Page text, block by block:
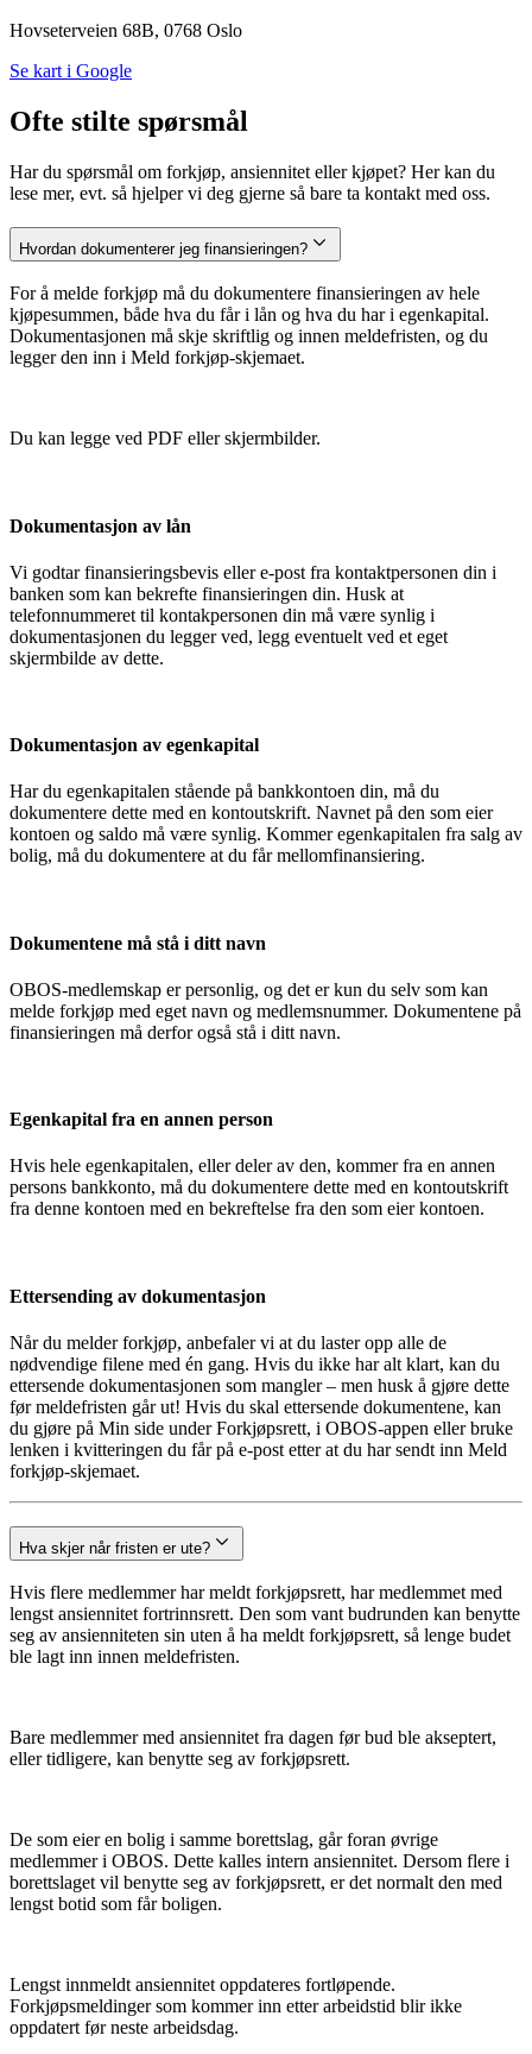
Hovseterveien 68B, 0768 Oslo
Se kart i Google
Ofte stilte spørsmål
Har du spørsmål om forkjøp, ansiennitet eller kjøpet? Her kan du
lese mer, evt. så hjelper vi deg gjerne så bare ta kontakt med oss.
Hvordan dokumenterer jeg finansieringen?
For å melde forkjøp må du dokumentere finansieringen av hele
kjøpesummen, både hva du får i lån og hva du har i egenkapital.
Dokumentasjonen må skje skriftlig og innen meldefristen, og du
legger den inn i Meld forkjøp-skjemaet.
Du kan legge ved PDF eller skjermbilder.
Dokumentasjon av lån
Vi godtar finansieringsbevis eller e-post fra kontaktpersonen din i
banken som kan bekrefte finansieringen din. Husk at
telefonnummeret til kontakpersonen din må være synlig i
dokumentasjonen du legger ved, legg eventuelt ved et eget
skjermbilde av dette.
Dokumentasjon av egenkapital
Har du egenkapitalen stående på bankkontoen din, må du
dokumentere dette med en kontoutskrift. Navnet på den som eier
kontoen og saldo må være synlig. Kommer egenkapitalen fra salg av
bolig, må du dokumentere at du får mellomfinansiering.
Dokumentene må stå i ditt navn
OBOS-medlemskap er personlig, og det er kun du selv som kan
melde forkjøp med eget navn og medlemsnummer. Dokumentene på
finansieringen må derfor også stå i ditt navn.
Egenkapital fra en annen person
Hvis hele egenkapitalen, eller deler av den, kommer fra en annen
persons bankkonto, må du dokumentere dette med en kontoutskrift
fra denne kontoen med en bekreftelse fra den som eier kontoen.
Ettersending av dokumentasjon
Når du melder forkjøp, anbefaler vi at du laster opp alle de
nødvendige filene med én gang. Hvis du ikke har alt klart, kan du
ettersende dokumentasjonen som mangler – men husk å gjøre dette
før meldefristen går ut! Hvis du skal ettersende dokumentene, kan
du gjøre på Min side under Forkjøpsrett, i OBOS-appen eller bruke
lenken i kvitteringen du får på e-post etter at du har sendt inn Meld
forkjøp-skjemaet.
Hva skjer når fristen er ute?
Hvis flere medlemmer har meldt forkjøpsrett, har medlemmet med
lengst ansiennitet fortrinnsrett. Den som vant budrunden kan benytte
seg av ansienniteten sin uten å ha meldt forkjøpsrett, så lenge budet
ble lagt inn innen meldefristen.
Bare medlemmer med ansiennitet fra dagen før bud ble akseptert,
eller tidligere, kan benytte seg av forkjøpsrett.
De som eier en bolig i samme borettslag, går foran øvrige
medlemmer i OBOS. Dette kalles intern ansiennitet. Dersom flere i
borettslaget vil benytte seg av forkjøpsrett, er det normalt den med
lengst botid som får boligen.
Lengst innmeldt ansiennitet oppdateres fortløpende.
Forkjøpsmeldinger som kommer inn etter arbeidstid blir ikke
oppdatert før neste arbeidsdag.